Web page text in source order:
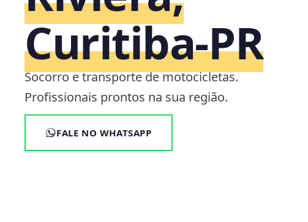
Curitiba‑PR
Socorro e transporte de motocicletas.
Profissionais prontos na sua região.
FALE NO WHATSAPP